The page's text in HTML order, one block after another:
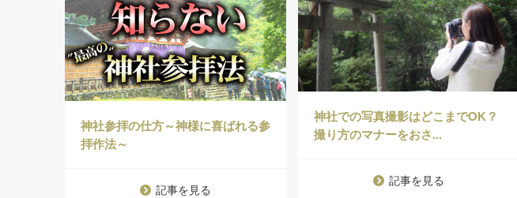
神社参拝の仕方～神様に喜ばれる参
拝作法～
記事を見る
神社での写真撮影はどこまでOK？
撮り方のマナーをおさ...
記事を見る